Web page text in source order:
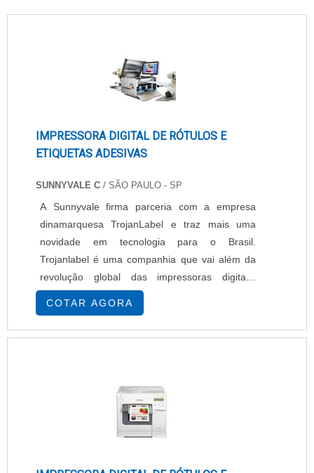
IMPRESSORA DIGITAL DE RÓTULOS E
ETIQUETAS ADESIVAS
SUNNYVALE C / SÃO PAULO - SP
A Sunnyvale firma parceria com a empresa
dinamarquesa TrojanLabel e traz mais uma
novidade em tecnologia para o Brasil.
Trojanlabel é uma companhia que vai além da
revolução global das impressoras digitais,
iniciada por uma tecnologia líder e altamente
inovadora em impressões coloridas da Memjet.
A TrojanOne é uma impressora de rótulos e
COTAR AGORA